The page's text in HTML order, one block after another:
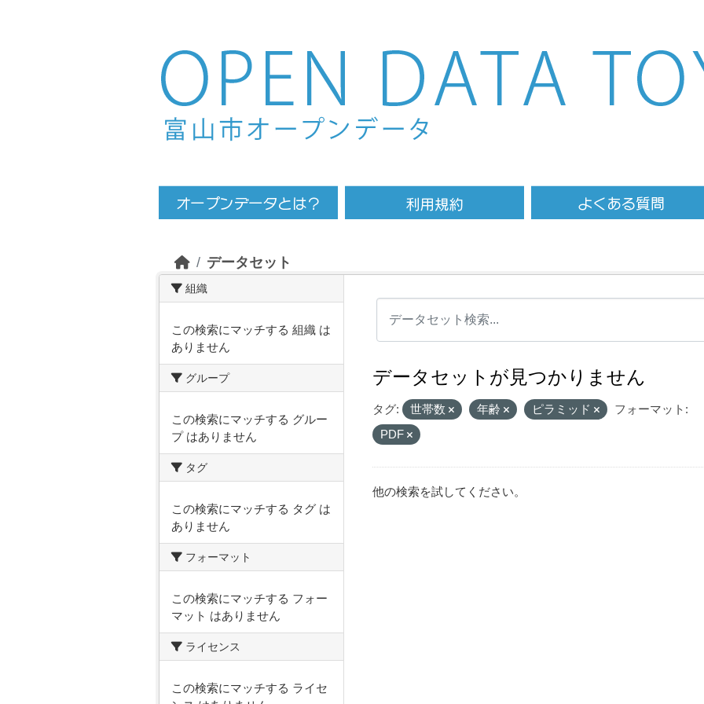
Skip to main content
データセット
組織
この検索にマッチする 組織 は
ありません
グループ
この検索にマッチする グルー
プ はありません
タグ
この検索にマッチする タグ は
ありません
フォーマット
この検索にマッチする フォー
マット はありません
ライセンス
この検索にマッチする ライセ
データセットが見つかりません
タグ: 世帯数 年齢 ピラミッド
フォーマット:
PDF
他の検索を試してください。